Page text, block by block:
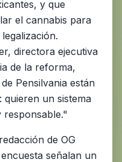
y que
el cannabis para
directora ejecutiva
de la reforma,
Pensilvania están
quieren un sistema
responsable."
de OG
señalan un